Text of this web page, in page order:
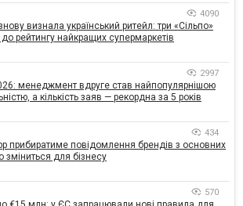
4090
визнала український ритейл: три «Сільпо»
рейтингу найкращих супермаркетів
2997
менеджмент вдруге став найпопулярнішою
а кількість заяв — рекордна за 5 років
434
прибиратиме повідомлення брендів з основних
зміниться для бізнесу
570